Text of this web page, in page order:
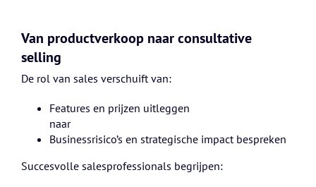
Van productverkoop naar consultative
selling
De rol van sales verschuift van:
Features en prijzen uitleggen
naar
Businessrisico’s en strategische impact bespreken
Succesvolle salesprofessionals begrijpen: